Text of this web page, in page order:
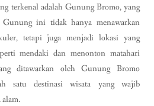
terkenal adalah Gunung Bromo, yang
ini tidak hanya menawarkan
tetapi juga menjadi lokasi yang
mendaki dan menonton matahari
ditawarkan oleh Gunung Bromo
satu destinasi wisata yang wajib